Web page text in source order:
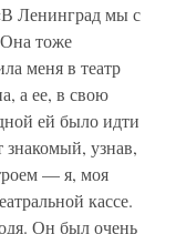
Ленинград мы с
тоже
меня в театр
а ее, в свою
ей было идти
знакомый, узнав,
— я, моя
кассе.
Он был очень